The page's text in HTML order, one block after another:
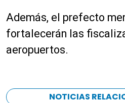
Además, el prefecto
fortalecerán las
aeropuertos.
NOTICIAS